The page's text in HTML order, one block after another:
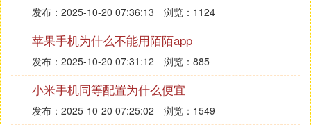
发布：2025-10-20 07:36:13 浏览：1124
苹果手机为什么不能用陌陌app
发布：2025-10-20 07:31:12 浏览：885
小米手机同等配置为什么便宜
发布：2025-10-20 07:25:02 浏览：1549